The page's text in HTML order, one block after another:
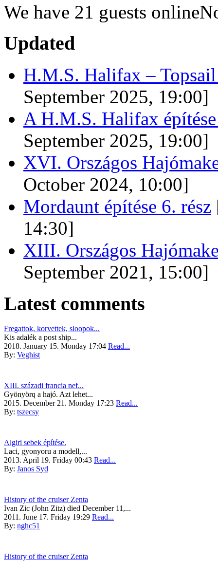
We have 21 guests
Updated
H.M.S. Halifax –
September 2025, 19:00]
A H.M.S. Halifax
September 2025, 19:00]
XVI. Országos
October 2024, 10:00]
Mordaunt építése 6. rész
14:30]
XIII. Országos
September 2021, 15:00]
Latest comments
Fregattok, korvettek, sloopok...
Kis adalék a post ship...
2018. January 15. Monday 17:04 Read...
By: Veghist
XIII. századi francia nef...
Gyönyörq a hajó. Azt lehet...
2015. December 21. Monday 17:23 Read...
By: tszecsy
Algiri sebek építése.
Laci, gyonyoru a modell,...
2013. April 19. Friday 00:43 Read...
By: Janos Syd
History of the cruiser Zenta
Ivan Zic (John Zitz) died December 11,...
2011. June 17. Friday 19:29 Read...
By: nghc51
History of the cruiser Zenta